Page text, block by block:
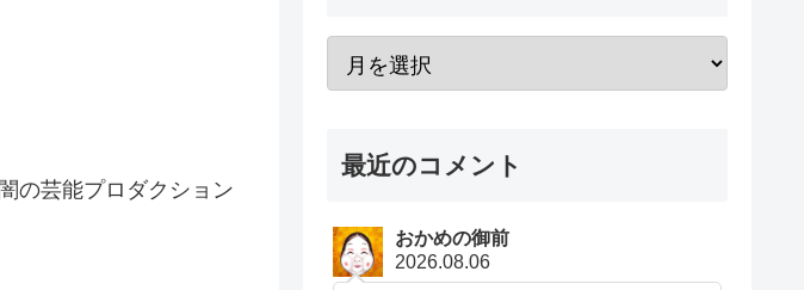
の芸能プロダクション
最近のコメント
おかめの御前
2026.08.06